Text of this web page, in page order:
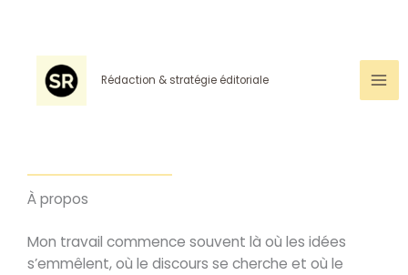
contenu
Rédaction & stratégie éditoriale
À propos
Mon travail commence souvent là où les idées
s’emmêlent, où le discours se cherche et où le